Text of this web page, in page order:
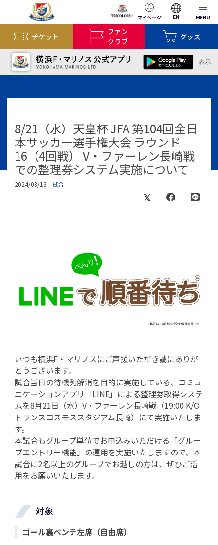
マイページ EN MENU
チケット
ファン
クラブ
グッズ
8/21（水）天皇杯 JFA 第104回全日
本サッカー選手権大会 ラウンド
16（4回戦） V・ファーレン長崎戦
での整理券システム実施について
2024/08/13 試合
いつも横浜F・マリノスにご声援いただき誠にありが
とうございます。
試合当日の待機列解消を目的に実施している、コミュ
ニケーションアプリ「LINE」による整理券取得システ
ムを8月21日（水）V・ファーレン長崎戦（19:00 K/O
トランスコスモススタジアム長崎）にて実施いたしま
す。
本試合もグループ単位でお申込みいただける「グルー
プエントリー機能」の運用を実施いたしますので、本
試合に2名以上のグループでお越しの方は、ぜひご活
用をお願いいたします。
対象
ゴール裏ベンチ左席（自由席）